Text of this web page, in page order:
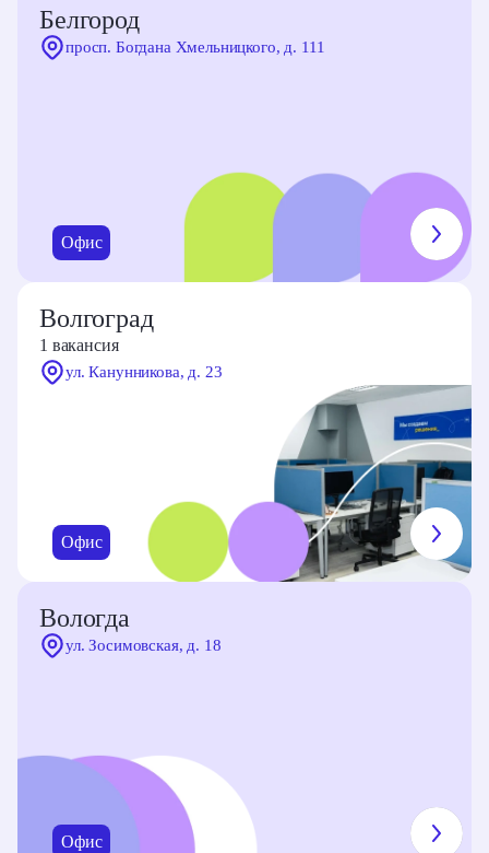
Белгород
просп. Богдана Хмельницкого, д. 111
Офис
бизнес-центре «Энергомаш»
Волгоград
1 вакансия
ул. Канунникова, д. 23
Офис
Вологда
ул. Зосимовская, д. 18
Офис